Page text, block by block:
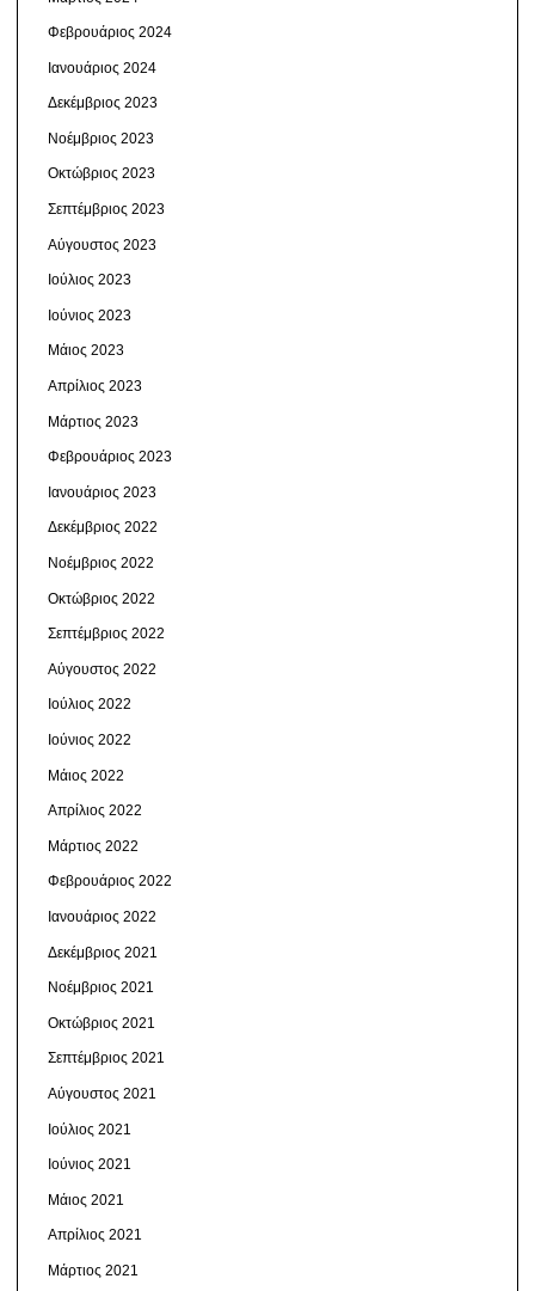
Φεβρουάριος 2024
Ιανουάριος 2024
Δεκέμβριος 2023
Νοέμβριος 2023
Οκτώβριος 2023
Σεπτέμβριος 2023
Αύγουστος 2023
Ιούλιος 2023
Ιούνιος 2023
Μάιος 2023
Απρίλιος 2023
Μάρτιος 2023
Φεβρουάριος 2023
Ιανουάριος 2023
Δεκέμβριος 2022
Νοέμβριος 2022
Οκτώβριος 2022
Σεπτέμβριος 2022
Αύγουστος 2022
Ιούλιος 2022
Ιούνιος 2022
Μάιος 2022
Απρίλιος 2022
Μάρτιος 2022
Φεβρουάριος 2022
Ιανουάριος 2022
Δεκέμβριος 2021
Νοέμβριος 2021
Οκτώβριος 2021
Σεπτέμβριος 2021
Αύγουστος 2021
Ιούλιος 2021
Ιούνιος 2021
Μάιος 2021
Απρίλιος 2021
Μάρτιος 2021